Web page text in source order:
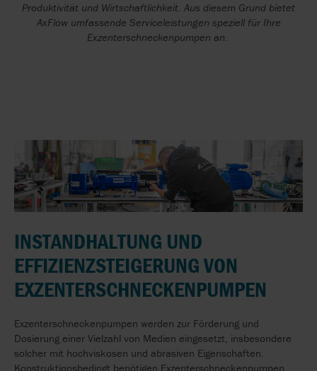
Produktivität und Wirtschaftlichkeit. Aus diesem Grund bietet
AxFlow umfassende Serviceleistungen speziell für Ihre
Exzenterschneckenpumpen an.
INSTANDHALTUNG UND
EFFIZIENZSTEIGERUNG VON
EXZENTERSCHNECKENPUMPEN
Exzenterschneckenpumpen werden zur Förderung und
Dosierung einer Vielzahl von Medien eingesetzt, insbesondere
solcher mit hochviskosen und abrasiven Eigenschaften.
Konstruktionsbedingt benötigen Exzenterschneckenpumpen